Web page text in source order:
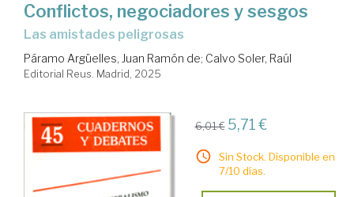
Conflictos, negociadores y sesgos
las amistades peligrosas
Páramo Argüelles, Juan Ramón de; Calvo Soler, Raúl
Editorial Reus. Madrid, 2025
6,01 € 5,71 €
Sin Stock. Disponible en
7/10 días.